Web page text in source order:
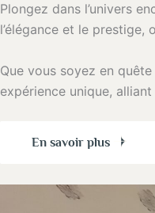
Plongez dans l’univers
l’élégance et le
Que vous soyez en
expérience unique, alliant
En savoir plus